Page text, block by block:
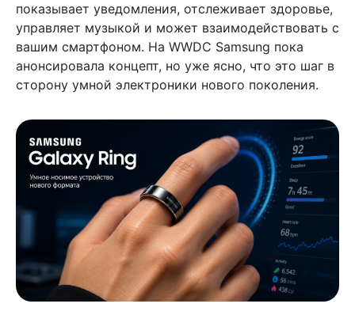
показывает уведомления, отслеживает здоровье,
управляет музыкой и может взаимодействовать с
вашим смартфоном. На WWDC Samsung пока
анонсировала концепт, но уже ясно, что это шаг в
сторону умной электроники нового поколения.